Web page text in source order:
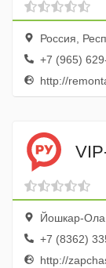
Россия,
+7 (965)
http://
Йошкар-
+7 (8362)
http://